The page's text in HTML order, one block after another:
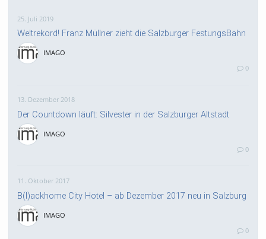
25. Juli 2019
Weltrekord! Franz Müllner zieht die Salzburger FestungsBahn
IMAGO
0
13. Dezember 2018
Der Countdown läuft: Silvester in der Salzburger Altstadt
IMAGO
0
11. Oktober 2017
B(l)ackhome City Hotel – ab Dezember 2017 neu in Salzburg
IMAGO
0